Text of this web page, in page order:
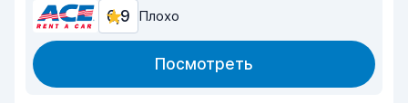
6,9 Плохо
Посмотреть